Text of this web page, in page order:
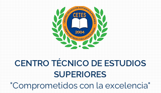
CENTRO TÉCNICO DE ESTUDIOS
SUPERIORES
"Comprometidos con la excelencia"